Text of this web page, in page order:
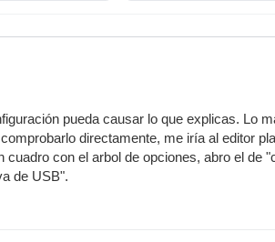
pueda causar lo que explicas. Lo
directamente, me iría al editor
con el arbol de opciones, abro el de
de USB".